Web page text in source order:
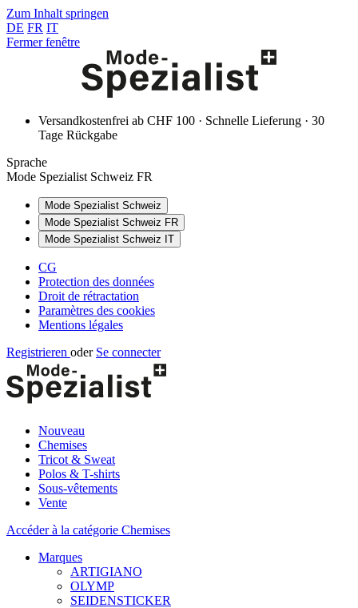
Zum Inhalt springen
DE FR IT
Fermer fenêtre
Versandkostenfrei ab CHF 100 · Schnelle Lieferung · 30
Tage Rückgabe
Sprache
Mode Spezialist Schweiz FR
Mode Spezialist Schweiz
Mode Spezialist Schweiz FR
Mode Spezialist Schweiz IT
CG
Protection des données
Droit de rétractation
Paramètres des cookies
Mentions légales
Registrieren oder Se connecter
Nouveau
Chemises
Tricot & Sweat
Polos & T-shirts
Sous-vêtements
Vente
Accéder à la catégorie Chemises
Marques
ARTIGIANO
OLYMP
SEIDENSTICKER